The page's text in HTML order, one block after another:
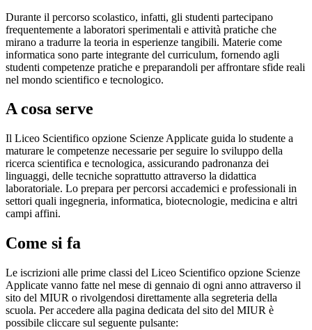
Durante il percorso scolastico, infatti, gli studenti partecipano
frequentemente a laboratori sperimentali e attività pratiche che
mirano a tradurre la teoria in esperienze tangibili. Materie come
informatica sono parte integrante del curriculum, fornendo agli
studenti competenze pratiche e preparandoli per affrontare sfide reali
nel mondo scientifico e tecnologico.
A cosa serve
Il Liceo Scientifico opzione Scienze Applicate guida lo studente a
maturare le competenze necessarie per seguire lo sviluppo della
ricerca scientifica e tecnologica, assicurando padronanza dei
linguaggi, delle tecniche soprattutto attraverso la didattica
laboratoriale. Lo prepara per percorsi accademici e professionali in
settori quali ingegneria, informatica, biotecnologie, medicina e altri
campi affini.
Come si fa
Le iscrizioni alle prime classi del Liceo Scientifico opzione Scienze
Applicate vanno fatte nel mese di gennaio di ogni anno attraverso il
sito del MIUR o rivolgendosi direttamente alla segreteria della
scuola. Per accedere alla pagina dedicata del sito del MIUR è
possibile cliccare sul seguente pulsante: